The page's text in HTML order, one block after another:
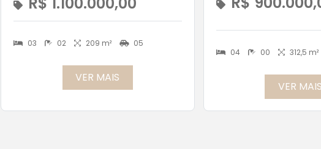
03 02 209 m² 05
VER MAIS
04 00 312,5 m²
VER MAIS